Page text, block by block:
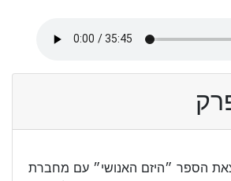
הספר ״היזם האנושי״ עם מחברת